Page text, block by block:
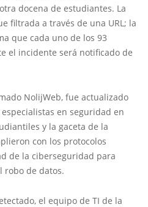
docena de estudiantes. La
filtrada a través de una URL; la
que cada uno de los 93
el incidente será notificado de
NolijWeb, fue actualizado
en seguridad en
y la gaceta de la
con los protocolos
de la ciberseguridad para
robo de datos.
el equipo de TI de la